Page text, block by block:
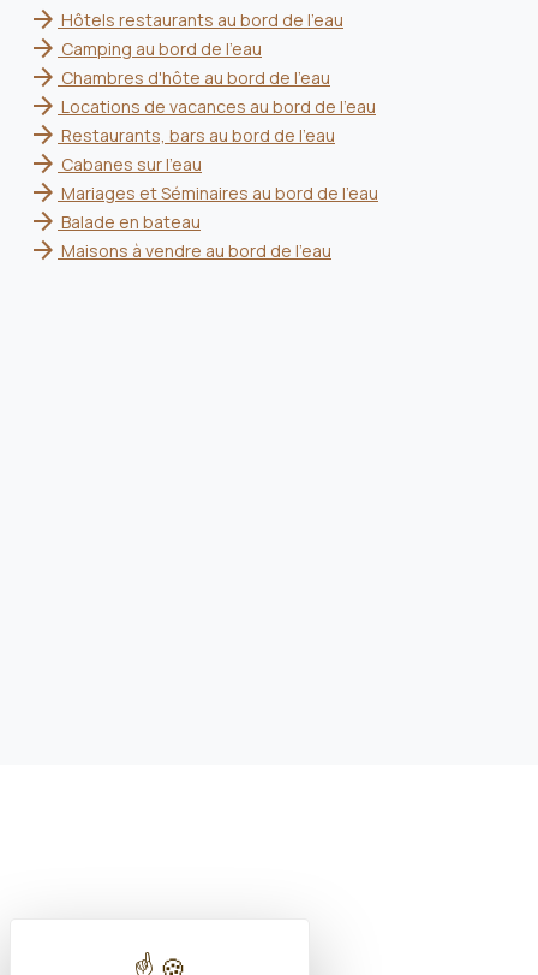
arrow_forward Hôtels restaurants au bord de l'eau
arrow_forward Camping au bord de l'eau
arrow_forward Chambres d'hôte au bord de l'eau
arrow_forward Locations de vacances au bord de l'eau
arrow_forward Restaurants, bars au bord de l'eau
arrow_forward Cabanes sur l'eau
arrow_forward Mariages et Séminaires au bord de l'eau
arrow_forward Balade en bateau
arrow_forward Maisons à vendre au bord de l'eau